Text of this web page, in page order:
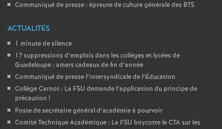
l
é
a
n
s
Communiqué de presse : épreuve de culture générale des BTS
ACTUALITÉS
1 minute de silence
17 suppressions d’emplois dans les collèges et lycées de
Guadeloupe : amers cadeaux de fin d’année
Communiqué de presse l’intersyndicale de l’Éducation
Collège Carnot : La FSU demande l’application du principe de
précaution !
Poste de secrétaire général d’académie à pourvoir
Comité Technique Académique : La FSU boycotte le CTA sur les